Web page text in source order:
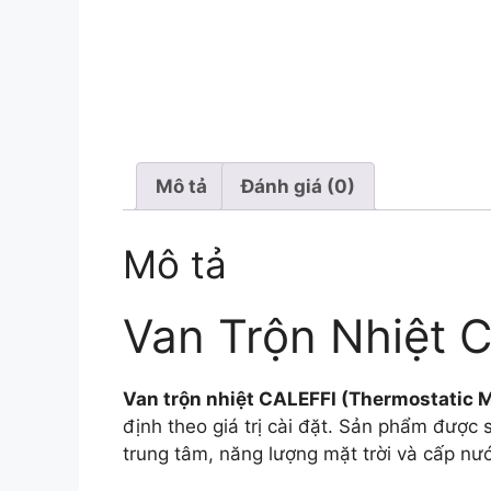
Mô tả Đánh giá (0)
Mô tả
Van Trộn Nhiệt
Van trộn nhiệt CALEFFI (Thermostatic
định theo giá trị cài đặt. Sản phẩm được
trung tâm, năng lượng mặt trời và cấp